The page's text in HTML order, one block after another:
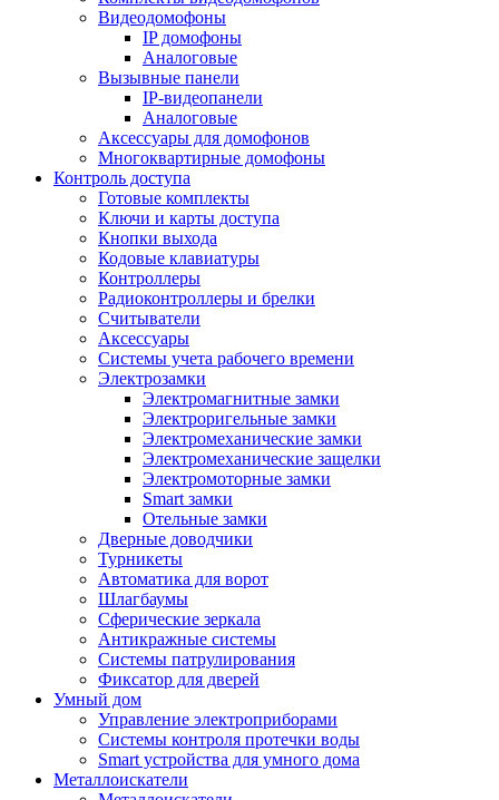
Видеодомофоны
IP домофоны
Аналоговые
Вызывные панели
IP-видеопанели
Аналоговые
Аксессуары для домофонов
Многоквартирные домофоны
Контроль доступа
Готовые комплекты
Ключи и карты доступа
Кнопки выхода
Кодовые клавиатуры
Контроллеры
Радиоконтроллеры и брелки
Считыватели
Аксессуары
Системы учета рабочего времени
Электрозамки
Электромагнитные замки
Электроригельные замки
Электромеханические замки
Электромеханические защелки
Электромоторные замки
Smart замки
Отельные замки
Дверные доводчики
Турникеты
Автоматика для ворот
Шлагбаумы
Сферические зеркала
Антикражные системы
Системы патрулирования
Фиксатор для дверей
Умный дом
Управление электроприборами
Системы контроля протечки воды
Smart устройства для умного дома
Металлоискатели